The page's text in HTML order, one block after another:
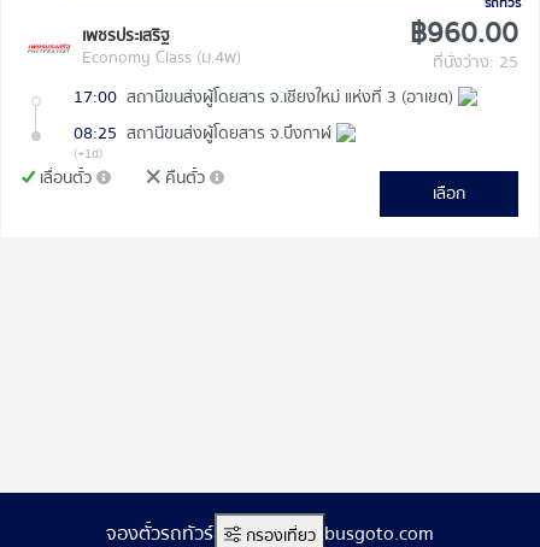
เพชรประเสริฐ
Economy Class (ม.4พ)
฿960.00
ที่นั่งว่าง: 25
17:00 สถานีขนส่งผู้โดยสาร จ.เชียงใหม่ แห่งที่ 3 (อาเขต)
08:25 สถานีขนส่งผู้โดยสาร จ.บึงกาฬ
(+1d)
เลื่อนตั๋ว คืนตั๋ว
เลือก
กรองเที่ยว
จองตั๋วรถทัวร์ออนไลน์ www.busgoto.com